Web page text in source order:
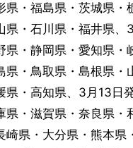
県・福島県・茨城県・
県・石川県・福井県、
県・静岡県・愛知県・
県・鳥取県・島根県・
県・高知県、3月13日
県・滋賀県・奈良県・
崎県・大分県・熊本県